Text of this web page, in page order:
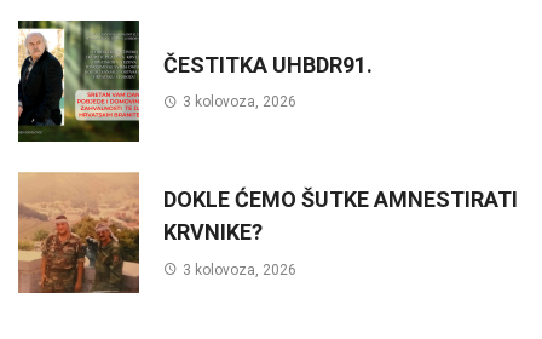
ČESTITKA UHBDR91.
3 kolovoza, 2026
DOKLE ĆEMO ŠUTKE AMNESTIRATI
KRVNIKE?
3 kolovoza, 2026